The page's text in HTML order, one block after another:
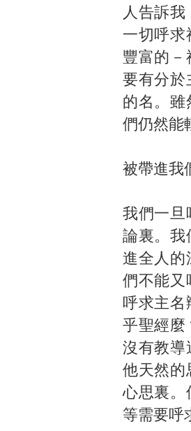
人告訴
一切呼求
豐富的－
要有分於
的名。雖
們仍然能
被帶進我
我們一旦
論裏。我
進全人的
們不能又
呼求主名
乎聖經麼
沒有教導
他天然的
心思裏。
等需要呼